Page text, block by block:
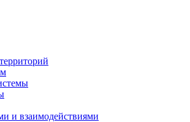
и взаимодействиями